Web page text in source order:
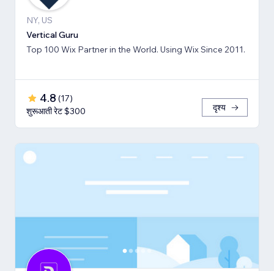
NY, US
Vertical Guru
Top 100 Wix Partner in the World. Using Wix Since 2011.
4.8 (17)
शुरूआती रेट $300
दृश्य